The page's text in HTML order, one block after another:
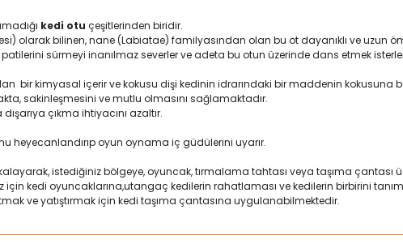
kedi otu çeşitlerinden biridir.
olarak bilinen, nane (Labiatae) familyasından olan bu ot dayanıklı ve uzun
sürmeyi inanılmaz severler ve adeta bu otun üzerinde dans etmek
bir kimyasal içerir vekokusu dişi kedinin idrarındaki bir maddenin kokusuna
sakinleşmesini ve mutlu olmasını sağlamaktadır.
çıkma ihtiyacını azaltır.
heyecanlandırıp oyun oynama iç güdülerini uyarır.
istediğiniz bölgeye, oyuncak, tırmalama tahtası veya taşıma çantası
kedi oyuncaklarına,utangaç kedilerin rahatlaması ve kedilerin birbirini
ve yatıştırmak için kedi taşıma çantasına uygulanabilmektedir.